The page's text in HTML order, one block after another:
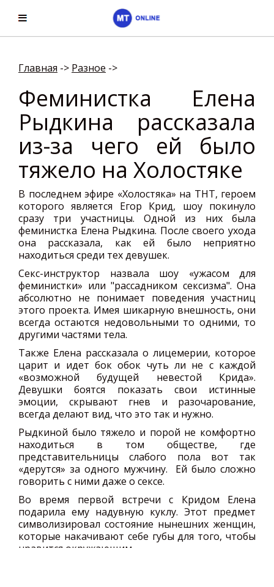
Главная -> Разное ->
Феминистка Елена
Рыдкина рассказала
из-за чего ей было
тяжело на Холостяке
В последнем эфире «Холостяка» на ТНТ, героем
которого является Егор Крид, шоу покинуло
сразу три участницы. Одной из них была
феминистка Елена Рыдкина. После своего ухода
она рассказала, как ей было неприятно
находиться среди тех девушек.
Секс-инструктор назвала шоу «ужасом для
феминистки» или "рассадником сексизма". Она
абсолютно не понимает поведения участниц
этого проекта. Имея шикарную внешность, они
всегда остаются недовольными то одними, то
другими частями тела.
Также Елена рассказала о лицемерии, которое
царит и идет бок обок чуть ли не с каждой
«возможной будущей невестой Крида».
Девушки боятся показать свои истинные
эмоции, скрывают гнев и разочарование,
всегда делают вид, что это так и нужно.
Рыдкиной было тяжело и порой не комфортно
находиться в том обществе, где
представительницы слабого пола вот так
«дерутся» за одного мужчину. Ей было сложно
говорить с ними даже о сексе.
Во время первой встречи с Кридом Елена
подарила ему надувную куклу. Этот предмет
символизировал состояние нынешних женщин,
которые накачивают себе губы для того, чтобы
нравится окружающим.